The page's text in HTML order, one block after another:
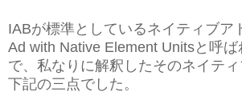
IABが標準としているネイティブア
Ad with Native Element Unitsと呼ば
で、私なりに解釈したそのネイテ
下記の三点でした。